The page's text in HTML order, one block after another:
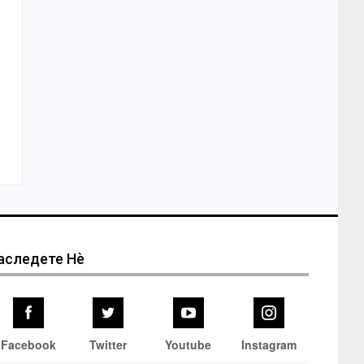
Нѐ
Facebook Twitter Youtube Instagram